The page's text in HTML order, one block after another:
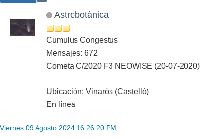
Astrobotànica
Cumulus Congestus
Mensajes: 672
Cometa C/2020 F3 NEOWISE (20-07-2020)
Ubicación: Vinaròs (Castelló)
En línea
Viernes 09 Agosto 2024 16:26:20 PM